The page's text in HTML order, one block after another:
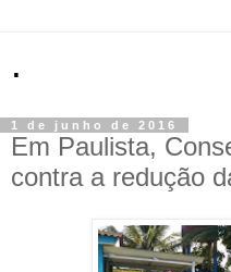
.
1 de junho de 2016
Em Paulista,
contra a redução